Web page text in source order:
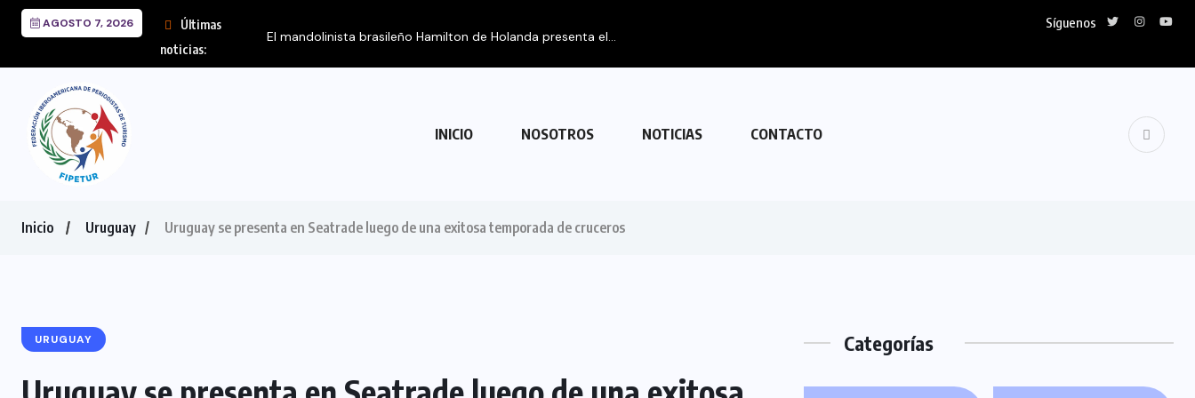
AGOSTO 7, 2026
Últimas
noticias:
El mandolinista brasileño Hamilton de Holanda presenta el...
Síguenos
INICIO NOSOTROS NOTICIAS CONTACTO
Inicio Uruguay Uruguay se presenta en Seatrade luego de una exitosa temporada de cruceros
URUGUAY Categorías